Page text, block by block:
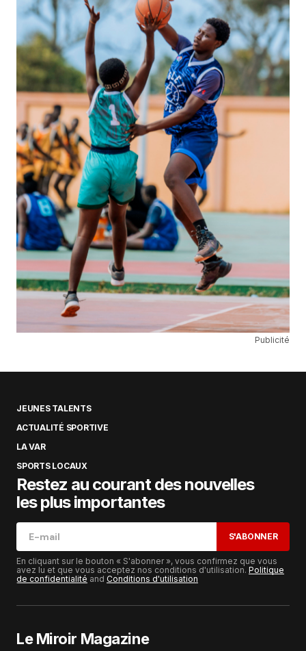
Publicité
JEUNES TALENTS
ACTUALITÉ SPORTIVE
LA VAR
SPORTS LOCAUX
Restez au courant des nouvelles
les plus importantes
S'ABONNER
En cliquant sur le bouton « S'abonner », vous confirmez que vous
avez lu et que vous acceptez nos conditions d'utilisation. Politique
de confidentialité and Conditions d'utilisation
Le Miroir Magazine